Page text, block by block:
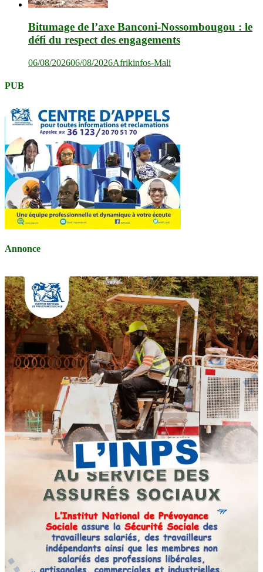
Bitumage de l’axe Banconi-Nossombougou : le
défi du respect des engagements
06/08/202606/08/2026Afrikinfos-Mali
PUB
Annonce